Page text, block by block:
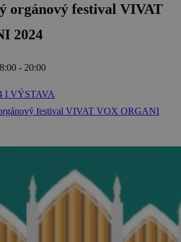
orgánový festival VIVAT
2024
- 20:00
I VÝSTAVA
festival VIVAT VOX ORGANI